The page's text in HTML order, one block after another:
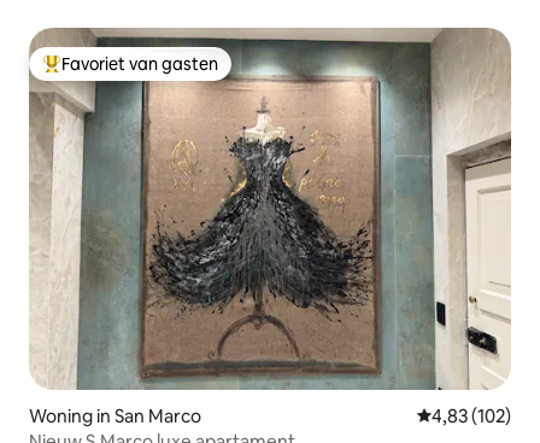
Topfavoriet van gasten
Favoriet van gasten
Woning in San Marco Gemiddelde
4,83 (102)